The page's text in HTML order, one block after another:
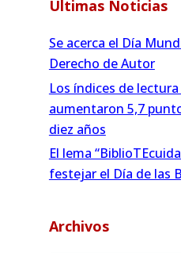
Últimas Noticias
Se acerca el Día
Derecho de Autor
Los índices de
aumentaron 5,7
diez años
El lema
festejar el Día de las
Archivos